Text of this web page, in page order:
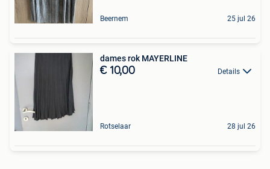
Beernem 25 jul 26
dames rok MAYERLINE
€ 10,00 Details
Rotselaar 28 jul 26